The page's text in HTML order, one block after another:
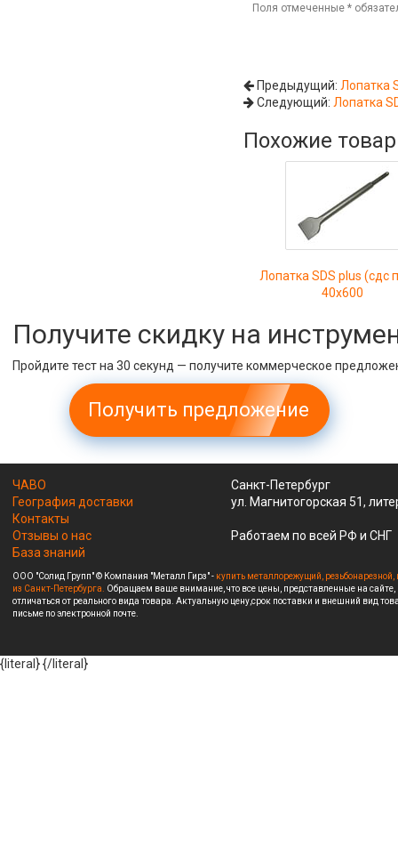
Поля отмеченные*
Предыдущий: Лопатка
Следующий: Лопатка
Похожие
Лопатка SDS plus (сдс
40х600
Получите скидку на
Пройдите тест на 30 секунд — получите коммерческое
Получить предложение
ЧАВО
География доставки
Контакты
Отзывы о нас
База знаний
Санкт-Петербург
ул. Магнитогорская 51,
Работаем по всей РФ и СНГ
ООО "Солид Групп" © Компания "Металл Гирз" - купить металлорежущий,
из Санкт-Петербурга. Обращаем ваше внимание, что все цены, представленные на
отличаться от реального вида товара. Актуальную цену,срок поставки и внешний вид
письме по электронной почте.
{literal}{/literal}